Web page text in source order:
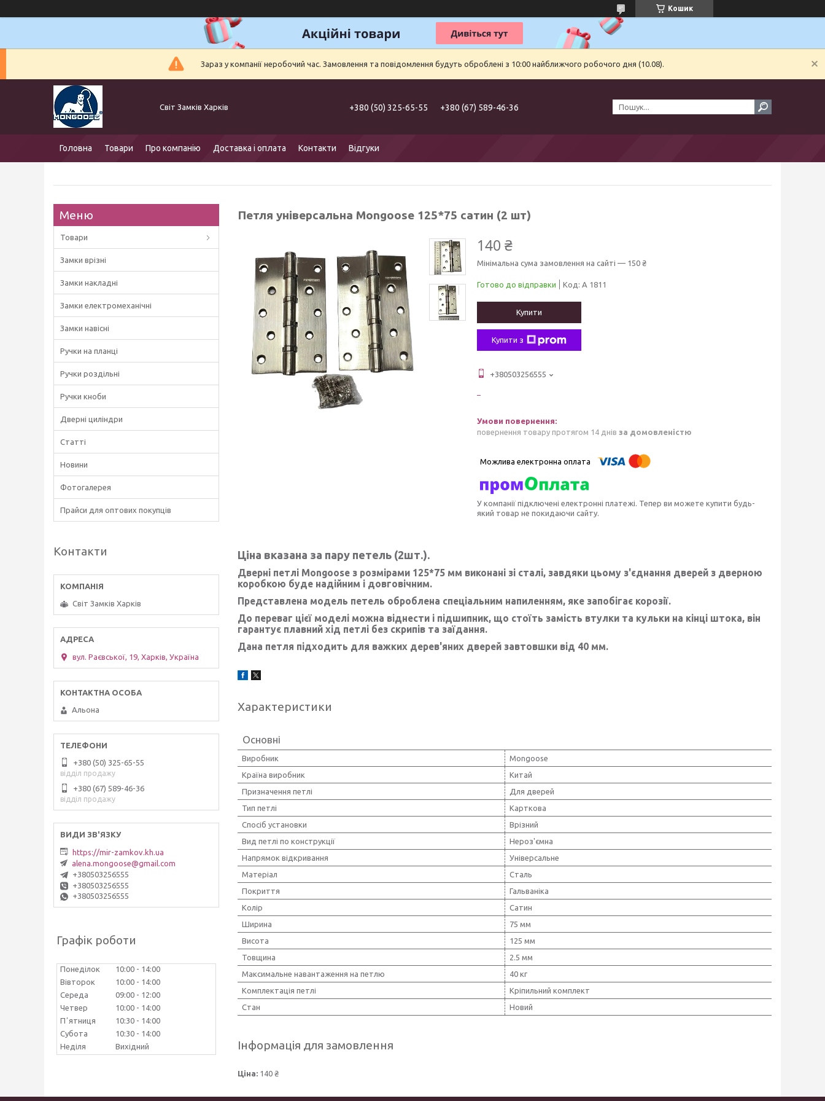
Кошик
Зараз у компанії неробочий час. Замовлення та повідомлення будуть оброблені з 10:00 найближчого робочого дня (10.08).
Світ Замків Харків +380 (50) 325-65-55 +380 (67) 589-46-36
Головна Товари Про компанію Доставка і оплата Контакти Відгуки
Петля універсальна Mongoose 125*75 сатин (2 шт)
140 ₴
Мінімальна сума замовлення на сайті — 150 ₴
Готово до відправки Код: А 1811
Купити
Купити з
+380503256555
повернення товару протягом 14 днів за домовленістю
У компанії підключені електронні платежі. Тепер ви можете купити будь-
який товар не покидаючи сайту.
Ціна вказана за пару петель (2шт.).
Дверні петлі Mongoose з розмірами 125*75 мм виконані зі сталі, завдяки цьому з'єднання дверей з дверною
коробкою буде надійним і довговічним.
Представлена ​​модель петель оброблена спеціальним напиленням, яке запобігає корозії.
До переваг цієї моделі можна віднести і підшипник, що стоїть замість втулки та кульки на кінці штока, він
гарантує плавний хід петлі без скрипів та заїдання.
Дана петля підходить для важких дерев'яних дверей завтовшки від 40 мм.
Характеристики
Основні
Виробник
Mongoose
Країна виробник
Китай
Призначення петлі
Для дверей
Тип петлі
Карткова
Спосіб установки
Врізний
Вид петлі по конструкції
Нероз'ємна
Напрямок відкривання
Універсальне
Матеріал
Сталь
Покриття
Гальваніка
Колір
Сатин
Ширина
75 мм
Висота
125 мм
Товщина
2.5 мм
Максимальне навантаження на петлю
40 кг
Комплектація петлі
Кріпильний комплект
Стан
Новий
Інформація для замовлення
Ціна: 140 ₴
Товари
Замки врізні
Замки накладні
Замки електромеханічні
Замки навісні
Ручки на планці
Ручки роздільні
Ручки кноби
Дверні циліндри
Статті
Новини
Фотогалерея
Прайси для оптових покупців
Контакти
Світ Замків Харків
вул. Раєвської, 19, Харків, Україна
Альона
+380 (50) 325-65-55
відділ продажу
+380 (67) 589-46-36
відділ продажу
https://mir-zamkov.kh.ua
alena.mongoose@gmail.com
+380503256555
+380503256555
+380503256555
Графік роботи
Понеділок 10:00
14:00
Вівторок
10:00
14:00
Середа
09:00
12:00
Четвер
10:00
14:00
Пʼятниця
10:30
14:00
Субота
10:30
14:00
Неділя
Вихідний